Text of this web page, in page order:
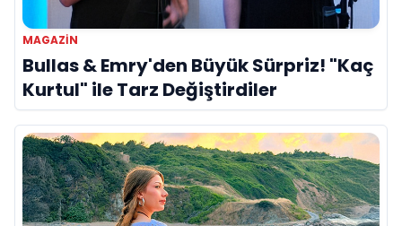
MAGAZIN
Bullas & Emry'den Büyük Sürpriz! "Kaç
Kurtul" ile Tarz Değiştirdiler